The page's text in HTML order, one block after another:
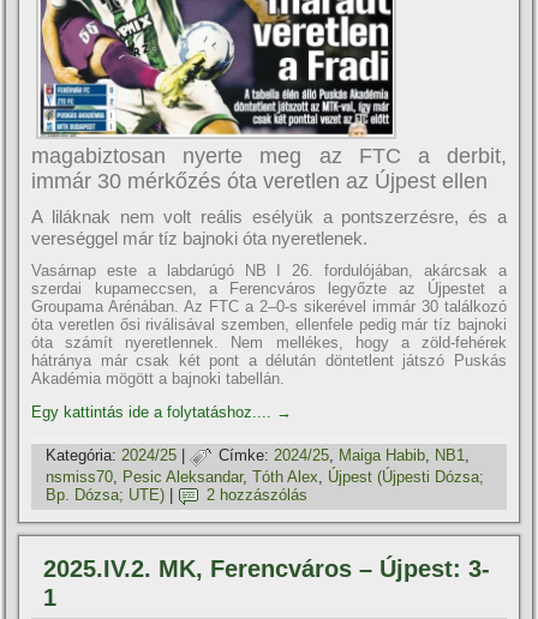
magabiztosan nyerte meg az FTC a derbit,
immár 30 mérkőzés óta veretlen az Újpest ellen
A liláknak nem volt reális esélyük a pontszerzésre, és a
vereséggel már tíz bajnoki óta nyeretlenek.
Vasárnap este a labdarúgó NB I 26. fordulójában, akárcsak a
szerdai kupameccsen, a Ferencváros legyőzte az Újpestet a
Groupama Arénában. Az FTC a 2–0-s sikerével immár 30 találkozó
óta veretlen ősi riválisával szemben, ellenfele pedig már tíz bajnoki
óta számít nyeretlennek. Nem mellékes, hogy a zöld-fehérek
hátránya már csak két pont a délután döntetlent játszó Puskás
Akadémia mögött a bajnoki tabellán.
Egy kattintás ide a folytatáshoz.... →
Kategória: 2024/25 | Címke: 2024/25, Maiga Habib, NB1,
nsmiss70, Pesic Aleksandar,Tóth Alex, Újpest (Újpesti Dózsa;
Bp. Dózsa; UTE)
2 hozzászólás
2025.IV.2. MK, Ferencváros – Újpest: 3-
1